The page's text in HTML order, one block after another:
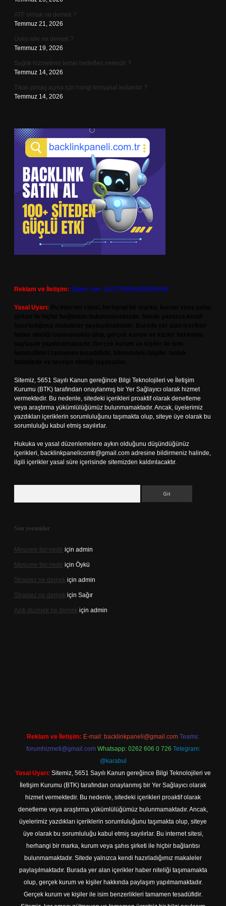
ATF olmak ne demek ?
Temmuz 21, 2026
Üvey aile ne demek ?
Temmuz 19, 2026
Sağlık hizmetinin temel hedefleri nelerdir ?
Temmuz 14, 2026
Tıkalı pimaş açma için hangi kimyasal kullanılır ?
Temmuz 14, 2026
Reklam ve İletişim: Skype: live:.cid.575569c608265c69
Yasal Uyarı:
Sitemiz, 5651 Sayılı Kanun gereğince Bilgi Teknolojileri ve İletişim
Kurumu (BTK) tarafından onaylanmış bir Yer Sağlayıcı olarak hizmet
vermektedir. Bu nedenle, sitedeki içerikleri proaktif olarak denetleme
veya araştırma yükümlülüğümüz bulunmamaktadır. Ancak, üyelerimiz
yazdıkları içeriklerin sorumluluğunu taşımakta olup, siteye üye olarak bu
sorumluluğu kabul etmiş sayılırlar.
Hukuka ve yasal düzenlemelere aykırı olduğunu düşündüğünüz
içerikleri, backlinkpanelicomtr@gmail.com adresine bildirmeniz halinde,
ilgili içerikler yasal süre içerisinde sitemizden kaldırılacaktır.
Son yorumlar
Meşcere tipi nedir için admin
Meşcere tipi nedir için Öykü
Straplez ne demek için admin
Straplez ne demek için Sağır
Azık düzmek ne demek için admin
Reklam ve İletişim: E-mail: backlinkpaneli@gmail.com Teams:
forumhizmeti@gmail.com Whatsapp: 0262 606 0 726 Telegram:
@karabul
Yasal Uyarı: Sitemiz, 5651 Sayılı Kanun gereğince Bilgi Teknolojileri ve
İletişim Kurumu (BTK) tarafından onaylanmış bir Yer Sağlayıcı olarak
hizmet vermektedir. Bu nedenle, sitedeki içerikleri proaktif olarak
denetleme veya araştırma yükümlülüğümüz bulunmamaktadır. Ancak,
üyelerimiz yazdıkları içeriklerin sorumluluğunu taşımakta olup, siteye
üye olarak bu sorumluluğu kabul etmiş sayılırlar. Bu internet sitesi,
herhangi bir marka, kurum veya şahıs şirketi ile hiçbir bağlantısı
bulunmamaktadır. Sitede yalnızca kendi hazırladığımız makaleler
paylaşılmaktadır. Burada yer alan içerikler haber niteliği taşımamakta
olup, gerçek kurum ve kişiler hakkında paylaşım yapılmamaktadır.
Gerçek kurum ve kişiler ile isim benzerlikleri tamamen tesadüfidir.